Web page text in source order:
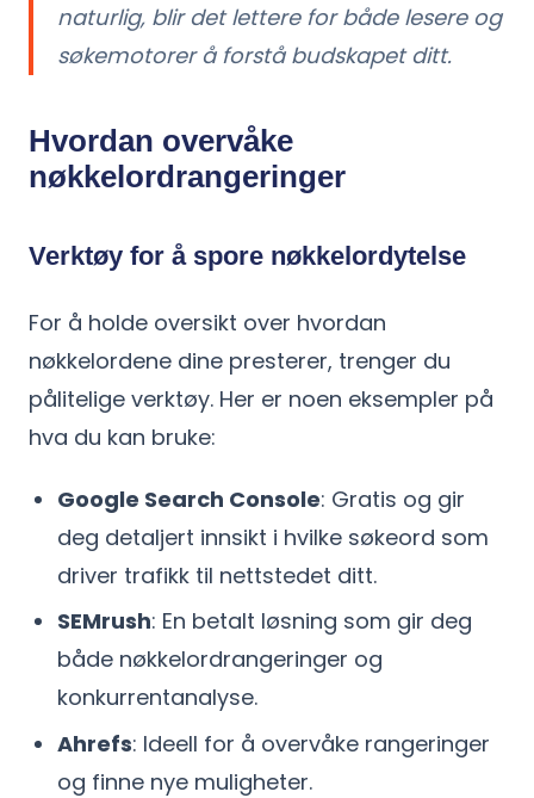
naturlig, blir det lettere for både lesere og
søkemotorer å forstå budskapet ditt.
Hvordan overvåke
nøkkelordrangeringer
Verktøy for å spore nøkkelordytelse
For å holde oversikt over hvordan
nøkkelordene dine presterer, trenger du
pålitelige verktøy. Her er noen eksempler på
hva du kan bruke:
Google Search Console: Gratis og gir
deg detaljert innsikt i hvilke søkeord som
driver trafikk til nettstedet ditt.
SEMrush: En betalt løsning som gir deg
både nøkkelordrangeringer og
konkurrentanalyse.
Ahrefs: Ideell for å overvåke rangeringer
og finne nye muligheter.